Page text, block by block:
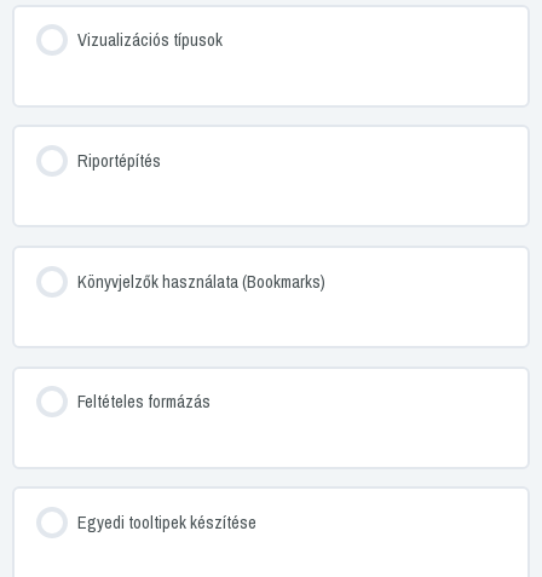
Vizualizációs típusok
Riportépítés
Könyvjelzők használata (Bookmarks)
Feltételes formázás
Egyedi tooltipek készítése